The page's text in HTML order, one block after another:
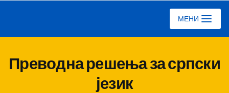
МЕНИ
Преводна решења за српски
језик